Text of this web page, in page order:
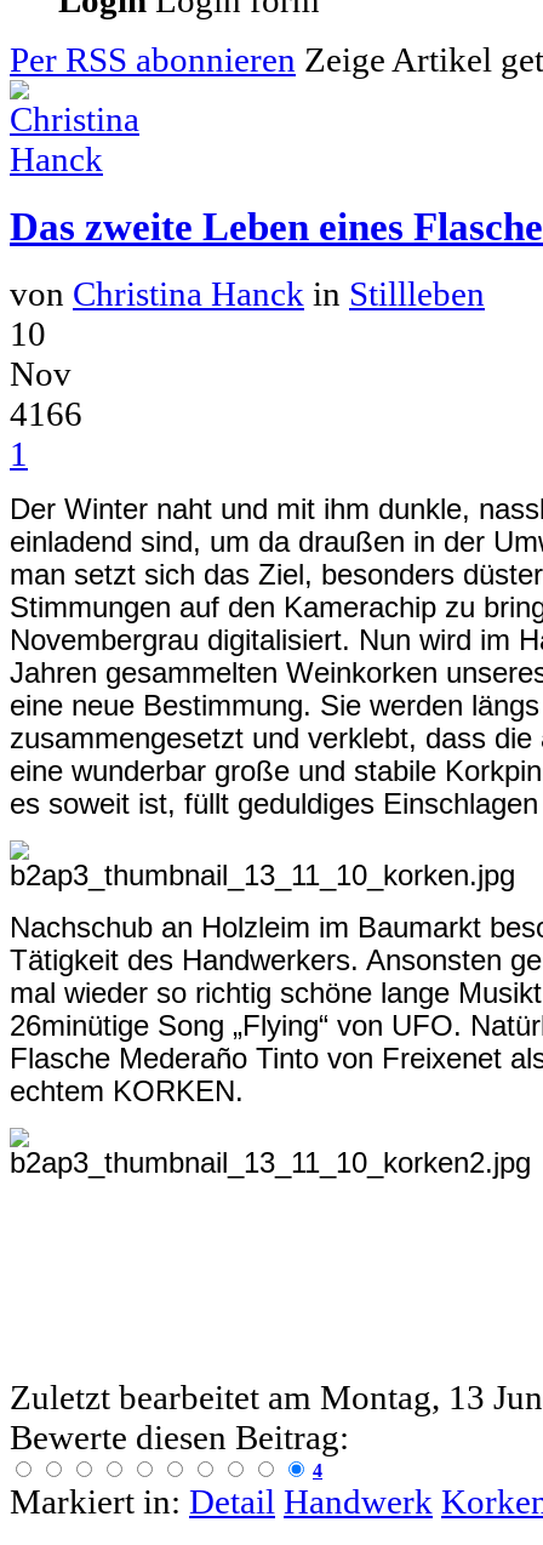
Per RSS abonnieren Zeige Artikel
Das zweite Leben eines
von Christina Hanck in Stillleben
10
Nov
4166
1
Der Winter naht und mit ihm dunkle,
einladend sind, um da draußen in der
man setzt sich das Ziel, besonders
Stimmungen auf den Kamerachip zu
Novembergrau digitalisiert. Nun wird im
Jahren gesammelten Weinkorken
eine neue Bestimmung. Sie werden
zusammengesetzt und verklebt, dass
eine wunderbar große und stabile
es soweit ist, füllt geduldiges
Nachschub an Holzleim im Baumarkt
Tätigkeit des Handwerkers. Ansonsten
mal wieder so richtig schöne lange
26minütige Song „Flying“ von UFO.
Flasche Mederaño Tinto von Freixenet
echtem KORKEN.
Zuletzt bearbeitet am Montag, 13
Bewerte diesen Beitrag:
4
Markiert in: Detail Handwerk